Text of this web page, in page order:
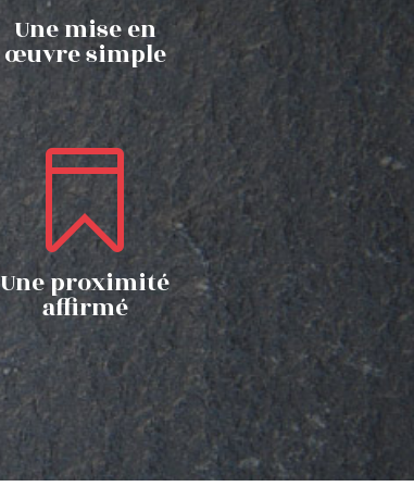
Une mise en
œuvre simple

Une proximité
affirmé